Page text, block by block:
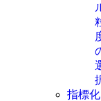
指標化